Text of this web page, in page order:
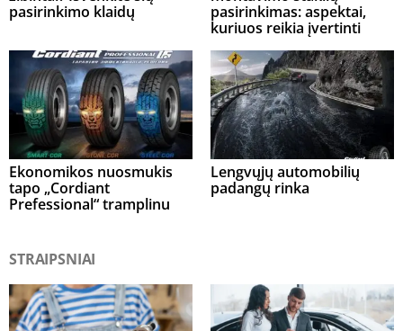
pasirinkimo klaidų
pasirinkimas: aspektai,
kuriuos reikia įvertinti
Ekonomikos nuosmukis
tapo „Cordiant
Prefessional“ tramplinu
Lengvųjų automobilių
padangų rinka
STRAIPSNIAI